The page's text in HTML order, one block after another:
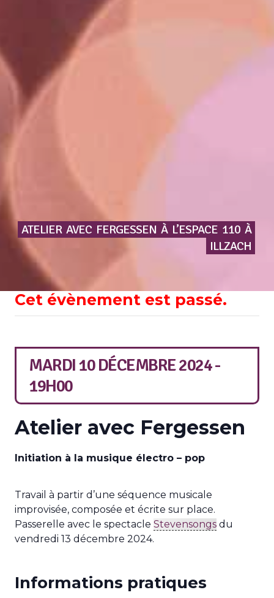
ATELIER AVEC FERGESSEN À L’ESPACE 110 À
ILLZACH
Cet évènement est passé.
MARDI 10 DÉCEMBRE 2024 -
19H00
Atelier avec Fergessen
Initiation à la musique électro – pop
Travail à partir d’une séquence musicale
improvisée, composée et écrite sur place.
Passerelle avec le spectacle Stevensongs du
vendredi 13 décembre 2024.
Informations pratiques